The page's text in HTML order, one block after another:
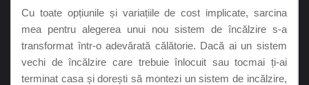
Cu toate opțiunile și variațiile de cost implicate, sarcina
mea pentru alegerea unui nou sistem de încălzire s-a
transformat într-o adevărată călătorie. Dacă ai un sistem
vechi de încălzire care trebuie înlocuit sau tocmai ți-ai
terminat casa și dorești să montezi un sistem de incălzire,